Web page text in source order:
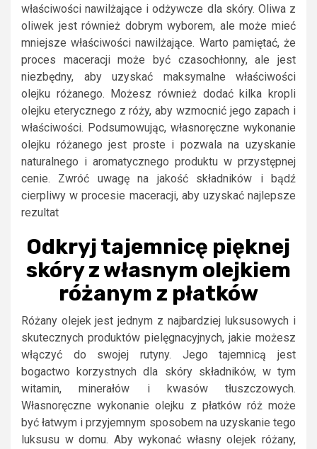
właściwości nawilżające i odżywcze dla skóry. Oliwa z
oliwek jest również dobrym wyborem, ale może mieć
mniejsze właściwości nawilżające. Warto pamiętać, że
proces maceracji może być czasochłonny, ale jest
niezbędny, aby uzyskać maksymalne właściwości
olejku różanego. Możesz również dodać kilka kropli
olejku eterycznego z róży, aby wzmocnić jego zapach i
właściwości. Podsumowując, własnoręczne wykonanie
olejku różanego jest proste i pozwala na uzyskanie
naturalnego i aromatycznego produktu w przystępnej
cenie. Zwróć uwagę na jakość składników i bądź
cierpliwy w procesie maceracji, aby uzyskać najlepsze
rezultat
Odkryj tajemnicę pięknej
skóry z własnym olejkiem
różanym z płatków
Różany olejek jest jednym z najbardziej luksusowych i
skutecznych produktów pielęgnacyjnych, jakie możesz
włączyć do swojej rutyny. Jego tajemnicą jest
bogactwo korzystnych dla skóry składników, w tym
witamin, minerałów i kwasów tłuszczowych.
Własnoręczne wykonanie olejku z płatków róż może
być łatwym i przyjemnym sposobem na uzyskanie tego
luksusu w domu. Aby wykonać własny olejek różany,